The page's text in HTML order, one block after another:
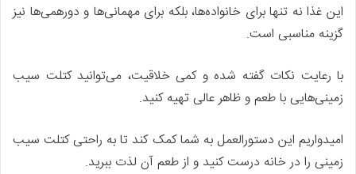
این غذا نه تنها برای خانواده‌ها، بلکه برای مهمانی‌ها و دورهمی‌ها نیز
گزینه مناسبی است.
با رعایت نکات گفته شده و کمی خلاقیت، می‌توانید کتلت سیب
زمینی‌هایی با طعم و ظاهر عالی تهیه کنید.
امیدواریم این دستورالعمل به شما کمک کند تا به راحتی کتلت سیب
زمینی را در خانه درست کنید و از طعم آن لذت ببرید.